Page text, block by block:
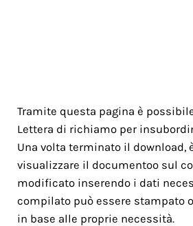
Tramite questa pagina è
Lettera di richiamo per
Una volta terminato il download,
visualizzare il documentoo sul
modificato inserendo i dati
compilato può essere stampato
in base alle proprie necessità.